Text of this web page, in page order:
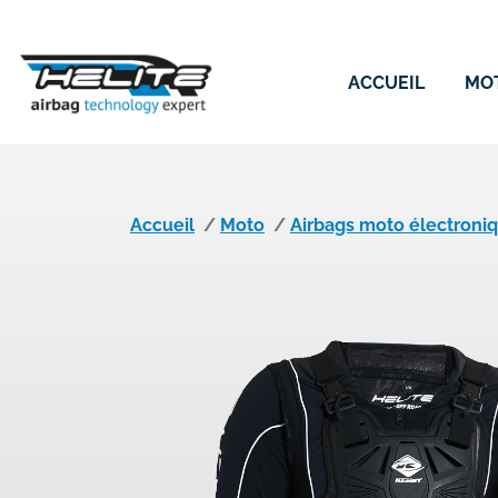
ACCUEIL
Accueil Moto Airbags moto